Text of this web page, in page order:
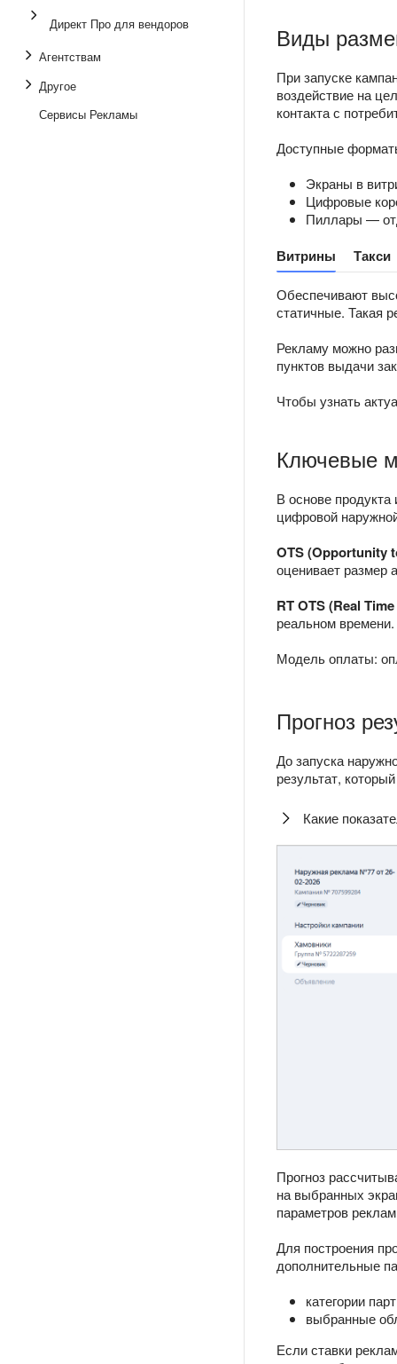
Директ Про для вендоров
Агентствам
Другое
Сервисы Рекламы
Виды
При запуске
воздействие на
контакта с
Доступные
Экраны в
Цифровые
Пиллары —
Витрины Такси
Обеспечивают
статичные. Такая
Рекламу можно
пунктов выдачи
Чтобы узнать
Ключевые
В основе
цифровой
OTS (Opportunity
оценивает размер
RT OTS (Real
реальном
Модель оплаты:
Прогноз
До запуска
результат,
Какие
Прогноз
на выбранных
параметров
Для построения
дополнительные
категории
выбранные
Если ставки